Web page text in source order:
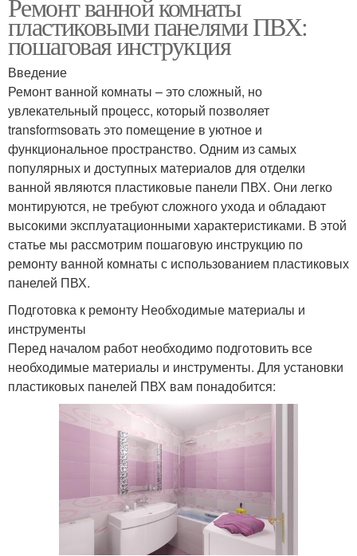
пластиковыми панелями ПВХ:
пошаговая инструкция
Введение
Ремонт ванной комнаты – это сложный, но
увлекательный процесс, который позволяет
transformsовать это помещение в уютное и
функциональное пространство. Одним из самых
популярных и доступных материалов для отделки
ванной являются пластиковые панели ПВХ. Они легко
монтируются, не требуют сложного ухода и обладают
высокими эксплуатационными характеристиками. В этой
статье мы рассмотрим пошаговую инструкцию по
ремонту ванной комнаты с использованием пластиковых
панелей ПВХ.
Подготовка к ремонту Необходимые материалы и
инструменты
Перед началом работ необходимо подготовить все
необходимые материалы и инструменты. Для установки
пластиковых панелей ПВХ вам понадобится: